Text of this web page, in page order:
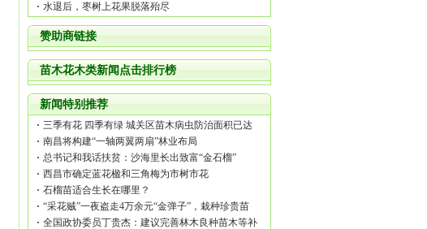
水退后，枣树上花果脱落殆尽
赞助商链接
苗木花木类新闻点击排行榜
新闻特别推荐
三季有花 四季有绿 城关区苗木病虫防治面积已达
23万余平方米
南昌将构建“一轴两翼两扇”林业布局
总书记和我话扶贫：沙海里长出致富“金石榴”
西昌市确定蓝花楹和三角梅为市树市花
石榴苗适合生长在哪里？
“采花贼”一夜盗走4万余元“金弹子”，栽种珍贵苗
木请尽量安监控
全国政协委员丁贵杰：建议完善林木良种苗木等补